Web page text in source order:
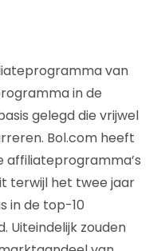
van
in de
gelegd die vrijwel
Bol.com heeft
affiliateprogramma’s
terwijl het twee jaar
in de top-10
Uiteindelijk zouden